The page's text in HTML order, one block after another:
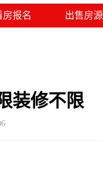
房报名 出售房源
装修不限